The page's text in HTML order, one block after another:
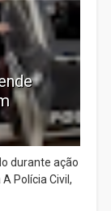
durante ação
Polícia Civil,